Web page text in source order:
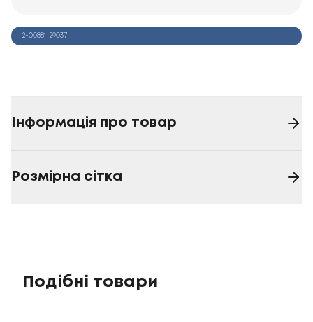
2-00881_29037
Інформація про товар
Розмірна сітка
Подібні товари